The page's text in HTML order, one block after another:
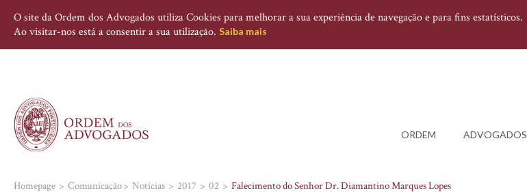
O site da Ordem dos Advogados utiliza Cookies para melhorar a sua experiência de navegação e para fins estatísticos.
Ao visitar-nos está a consentir a sua utilização. Saiba mais
ORDEM ADVOGADOS
Homepage Comunicação Notícias 2017 02 Falecimento do Senhor Dr. Diamantino Marques Lopes